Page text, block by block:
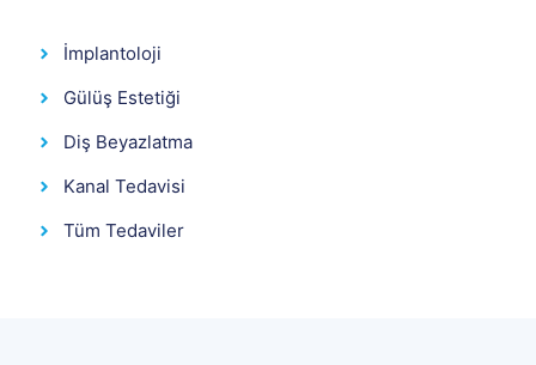
İmplantoloji
Gülüş Estetiği
Diş Beyazlatma
Kanal Tedavisi
Tüm Tedaviler